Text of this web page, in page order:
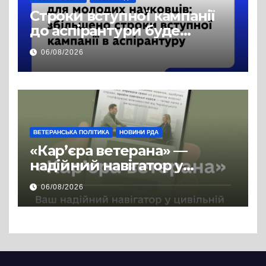
Строки вступної кампанії
до аспірантури буде
продовжено
06/08/2026
ВЕТЕРАНСЬКА ПОЛІТИКА НОВИНИ РДА
«Кар’єра ветерана» —
надійний навігатор у
цивільній професії
06/08/2026